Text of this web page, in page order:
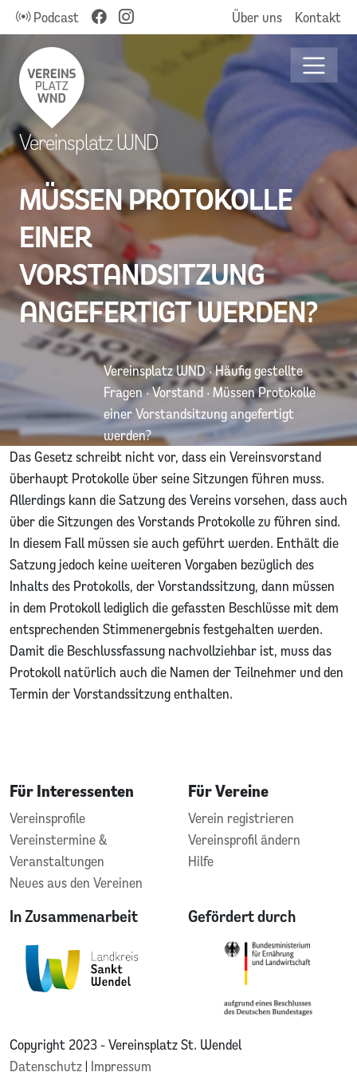
Podcast Über uns Kontakt
MÜSSEN PROTOKOLLE
EINER
VORSTANDSITZUNG
ANGEFERTIGT WERDEN?
Vereinsplatz WND
Vereinsplatz WND·Häufig gestellte
Fragen·Vorstand·Müssen Protokolle
einer Vorstandsitzung angefertigt
werden?
Das Gesetz schreibt nicht vor, dass ein Vereinsvorstand
überhaupt Protokolle über seine Sitzungen führen muss.
Allerdings kann die Satzung des Vereins vorsehen, dass auch
über die Sitzungen des Vorstands Protokolle zu führen sind.
In diesem Fall müssen sie auch geführt werden. Enthält die
Satzung jedoch keine weiteren Vorgaben bezüglich des
Inhalts des Protokolls, der Vorstandssitzung, dann müssen
in dem Protokoll lediglich die gefassten Beschlüsse mit dem
entsprechenden Stimmenergebnis festgehalten werden.
Damit die Beschlussfassung nachvollziehbar ist, muss das
Protokoll natürlich auch die Namen der Teilnehmer und den
Termin der Vorstandssitzung enthalten.
Für Interessenten
Vereinsprofile
Vereinstermine &
Veranstaltungen
Neues aus den Vereinen
Für Vereine
Verein registrieren
Vereinsprofil ändern
Hilfe
In Zusammenarbeit Gefördert durch
Copyright 2023 - Vereinsplatz St. Wendel
Datenschutz| Impressum